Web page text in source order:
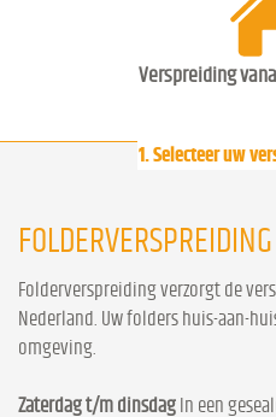
Verspreiding
1. Selecteer uw
Folderverspreiding verzorgt de
Nederland. Uw folders huis-aan-
omgeving.
Zaterdag t/m dinsdag In een